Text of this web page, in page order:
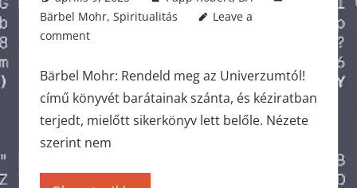
Bärbel Mohr, Spiritualitás
Leave a
comment
Bärbel Mohr: Rendeld meg az Univerzumtól!
című könyvét barátainak szánta, és kéziratban
terjedt, mielőtt sikerkönyv lett belőle. Nézete
szerint nem